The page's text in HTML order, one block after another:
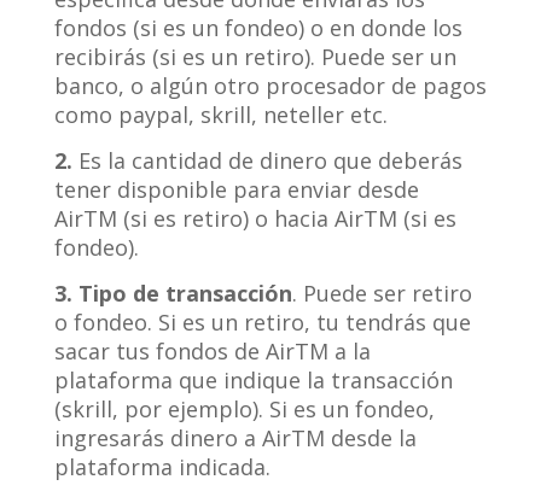
fondos (si es un fondeo) o en donde los
recibirás (si es un retiro). Puede ser un
banco, o algún otro procesador de pagos
como paypal, skrill, neteller etc.
2. Es la cantidad de dinero que deberás
tener disponible para enviar desde
AirTM (si es retiro) o hacia AirTM (si es
fondeo).
3. Tipo de transacción. Puede ser retiro
o fondeo. Si es un retiro, tu tendrás que
sacar tus fondos de AirTM a la
plataforma que indique la transacción
(skrill, por ejemplo). Si es un fondeo,
ingresarás dinero a AirTM desde la
plataforma indicada.